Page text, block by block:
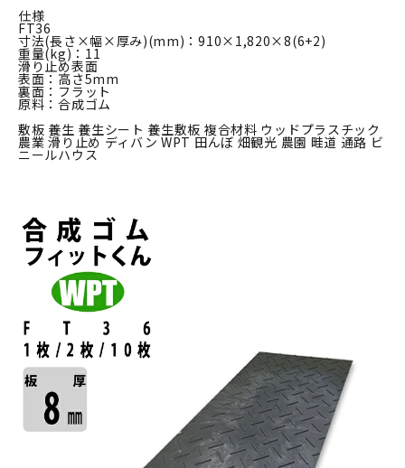
仕様
FT36
寸法(長さ×幅×厚み)(mm)：910×1,820×8(6+2)
重量(kg)：11
滑り止め表面
表面：高さ5mm
裏面：フラット
原料：合成ゴム
敷板 養生 養生シート 養生敷板 複合材料 ウッドプラスチック
農業 滑り止め ディバン WPT 田んぼ 畑観光 農園 畦道 通路 ビ
ニールハウス